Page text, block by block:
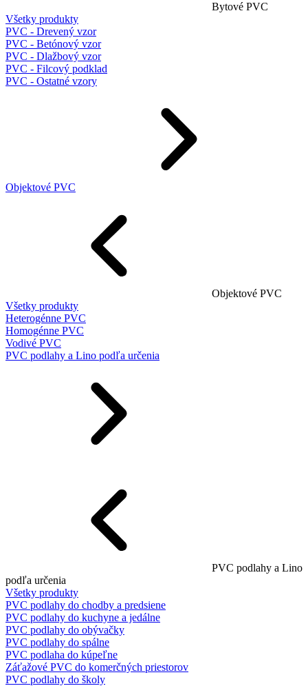
Bytové PVC
Všetky produkty
PVC - Drevený vzor
PVC - Betónový vzor
PVC - Dlažbový vzor
PVC - Filcový podklad
PVC - Ostatné vzory
Objektové PVC
Objektové PVC
Všetky produkty
Heterogénne PVC
Homogénne PVC
Vodivé PVC
PVC podlahy a Lino podľa určenia
PVC podlahy a Lino
podľa určenia
Všetky produkty
PVC podlahy do chodby a predsiene
PVC podlahy do kuchyne a jedálne
PVC podlahy do obývačky
PVC podlahy do spálne
PVC podlaha do kúpeľne
Záťažové PVC do komerčných priestorov
PVC podlahy do školy